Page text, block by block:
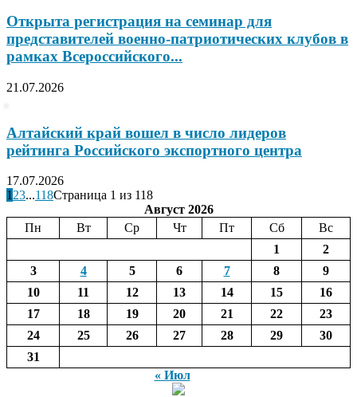
Открыта регистрация на семинар для
представителей военно-патриотических клубов в
рамках Всероссийского...
21.07.2026
Алтайский край вошел в число лидеров
рейтинга Российского экспортного центра
17.07.2026
1 23...118Страница 1 из 118
Август 2026
Пн
Вт Ср Чт Пт Сб
Вс
1
2
3
4 5 6 7 8
9
10
11 12 13 14 15
16
17
18 19 20 21 22
23
24
25 26 27 28 29
30
31
« Июл